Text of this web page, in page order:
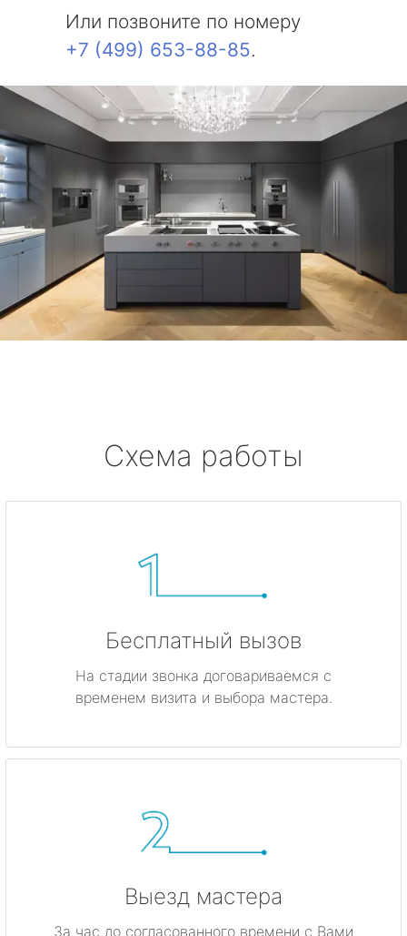
Или позвоните по номеру
+7 (499) 653-88-85.
Схема работы
Бесплатный вызов
На стадии звонка договариваемся с
временем визита и выбора мастера.
Выезд мастера
За час до согласованного времени с Вами